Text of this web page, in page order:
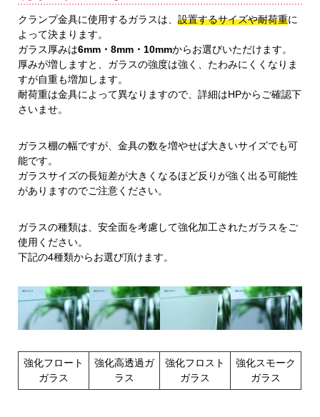
クランプ金具に使用するガラスは、設置するサイズや耐荷重に
よって決まります。
ガラス厚みは6mm・8mm・10mmからお選びいただけます。
厚みが増しますと、ガラスの強度は強く、たわみにくくなりま
すが自重も増加します。
耐荷重は金具によって異なりますので、詳細はHPからご確認下
さいませ。
ガラス棚の幅ですが、金具の数を増やせば大きいサイズでも可
能です。
ガラスサイズの長短差が大きくなるほど反りが強く出る可能性
がありますのでご注意ください。
ガラスの種類は、安全面を考慮して強化加工されたガラスをご
使用ください。
下記の4種類からお選び頂けます。
強化フロート
ガラス
強化高透過ガ
ラス
強化フロスト
ガラス
強化スモーク
ガラス